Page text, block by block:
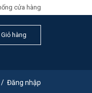
cửa hàng
Giỏ hàng
/ Đăng nhập